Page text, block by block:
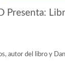
Presenta:
autor del libro y